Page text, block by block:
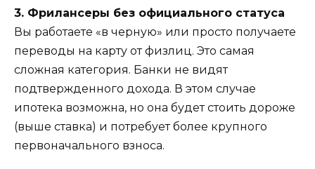
3. Фрилансеры без официального статуса
Вы работаете «в черную» или просто получаете
переводы на карту от физлиц. Это самая
сложная категория. Банки не видят
подтвержденного дохода. В этом случае
ипотека возможна, но она будет стоить дороже
(выше ставка) и потребует более крупного
первоначального взноса.